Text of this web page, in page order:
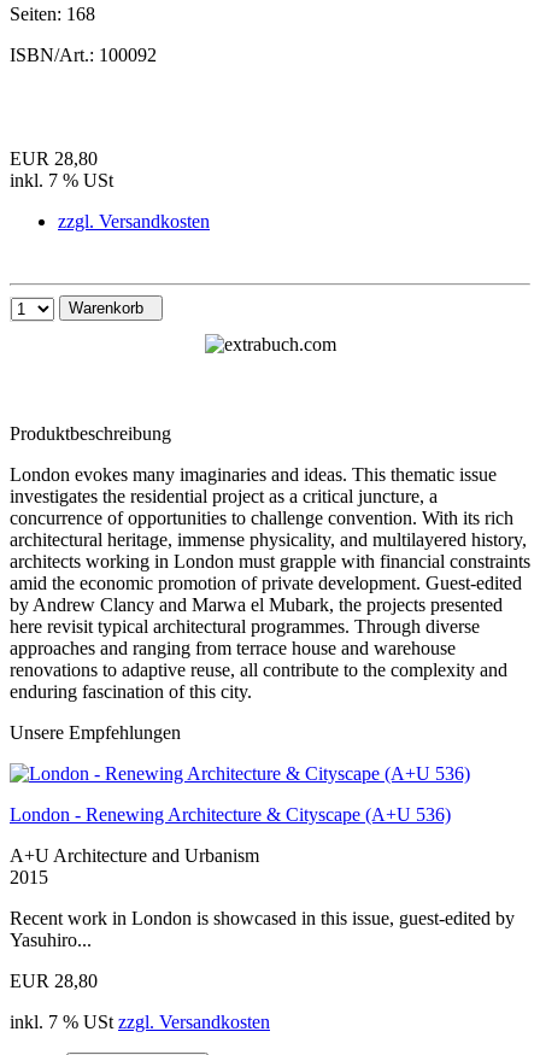
Seiten: 168
ISBN/Art.: 100092
EUR 28,80
inkl. 7 % USt
zzgl. Versandkosten
Warenkorb
Produktbeschreibung
London evokes many imaginaries and ideas. This thematic issue
investigates the residential project as a critical juncture, a
concurrence of opportunities to challenge convention. With its rich
architectural heritage, immense physicality, and multilayered history,
architects working in London must grapple with financial constraints
amid the economic promotion of private development. Guest-edited
by Andrew Clancy and Marwa el Mubark, the projects presented
here revisit typical architectural programmes. Through diverse
approaches and ranging from terrace house and warehouse
renovations to adaptive reuse, all contribute to the complexity and
enduring fascination of this city.
Unsere Empfehlungen
London - Renewing Architecture & Cityscape (A+U 536)
A+U Architecture and Urbanism
2015
Recent work in London is showcased in this issue, guest-edited by
Yasuhiro...
EUR 28,80
inkl. 7 % USt zzgl. Versandkosten